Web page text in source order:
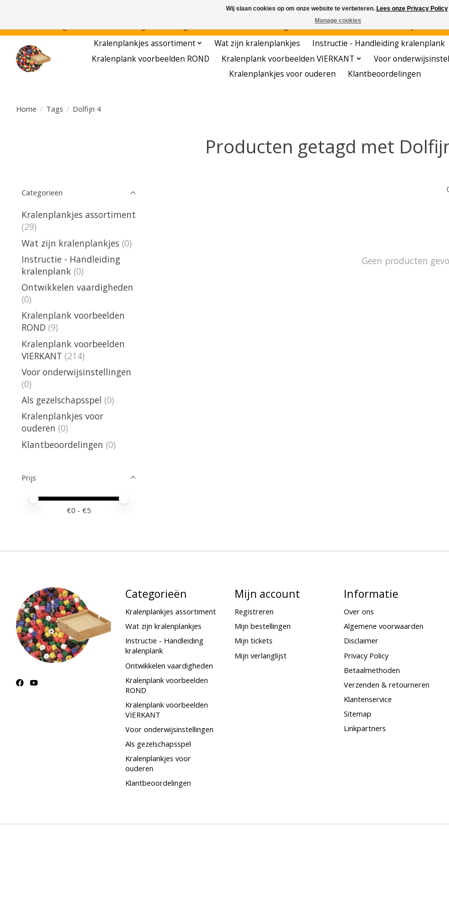
Kralenplankjes assortiment Wat zijn kralenplankjes Instructie - Handleiding kralenplank
Kralenplank voorbeelden ROND
Kralenplank voorbeelden VIERKANT Voor
Kralenplankjes voor ouderen
Klantbeoordelingen
Home / Tags / Dolfijn 4
Producten getagd met
Categorieën
Kralenplankjes assortiment
(29)
Wat zijn kralenplankjes (0)
Instructie - Handleiding
kralenplank (0)
Ontwikkelen vaardigheden
(0)
Kralenplank voorbeelden
ROND (9)
Kralenplank voorbeelden
VIERKANT (214)
Voor onderwijsinstellingen
(0)
Als gezelschapsspel (0)
Kralenplankjes voor
ouderen (0)
Klantbeoordelingen (0)
Prijs
Minimale prijswaarde
Price maximum value
€0 - €5
Geen producten
Categorieën
Kralenplankjes assortiment
Wat zijn kralenplankjes
Instructie - Handleiding
kralenplank
Ontwikkelen vaardigheden
Kralenplank voorbeelden
ROND
Kralenplank voorbeelden
VIERKANT
Voor onderwijsinstellingen
Als gezelschapsspel
Kralenplankjes voor
ouderen
Klantbeoordelingen
Mijn account
Registreren
Mijn bestellingen
Mijn tickets
Mijn verlanglijst
Informatie
Over ons
Algemene voorwaarden
Disclaimer
Privacy Policy
Betaalmethoden
Verzenden & retourneren
Klantenservice
Sitemap
Linkpartners
Wij slaan cookies op om onze website te verbeteren. Lees onze Privacy Policy
Manage cookies